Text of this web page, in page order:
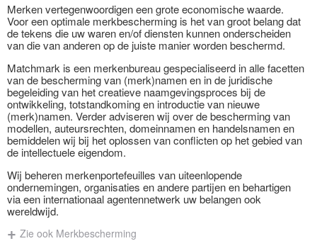
Merken vertegenwoordigen een grote economische waarde.
Voor een optimale merkbescherming is het van groot belang dat
de tekens die uw waren en/of diensten kunnen onderscheiden
van die van anderen op de juiste manier worden beschermd.
Matchmark is een merkenbureau gespecialiseerd in alle facetten
van de bescherming van (merk)namen en in de juridische
begeleiding van het creatieve naamgevingsproces bij de
ontwikkeling, totstandkoming en introductie van nieuwe
(merk)namen. Verder adviseren wij over de bescherming van
modellen, auteursrechten, domeinnamen en handelsnamen en
bemiddelen wij bij het oplossen van conflicten op het gebied van
de intellectuele eigendom.
Wij beheren merkenportefeuilles van uiteenlopende
ondernemingen, organisaties en andere partijen en behartigen
via een internationaal agentennetwerk uw belangen ook
wereldwijd.
Zie ook Merkbescherming